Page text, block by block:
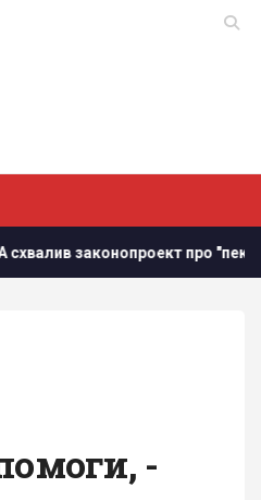
про "пекельні
-